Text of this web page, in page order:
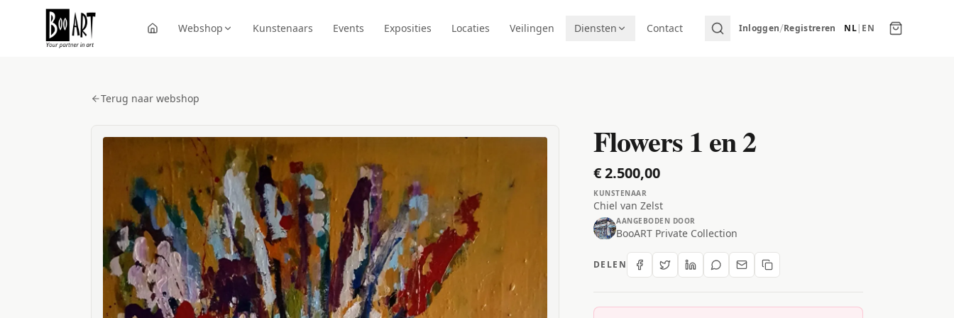
Webshop Kunstenaars Events Exposities Locaties Veilingen Diensten Contact Inloggen/Registreren NL| EN
Terug naar webshop
Flowers 1 en 2
€ 2.500,00
KUNSTENAAR
Chiel van Zelst
AANGEBODEN DOOR
BooART Private Collection
DELEN